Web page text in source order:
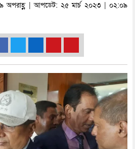
অপরাহ্ণ | আপডেট: ২৫ মার্চ ২০২৩ | ০২:০৯